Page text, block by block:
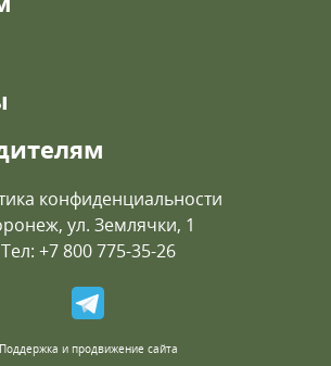
конфиденциальности
ул. Землячки, 1
Тел: +7 800 775-35-26
Поддержка и продвижение сайта